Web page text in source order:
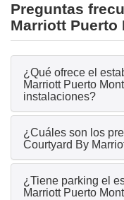
Preguntas
Marriott Puerto
¿Qué ofrece el
Marriott Puerto
instalaciones?
¿Cuáles son los
Courtyard By
¿Tiene parking el
Marriott Puerto